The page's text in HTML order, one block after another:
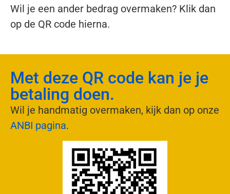
Wil je een ander bedrag overmaken? Klik dan
op de QR code hierna.
Met deze QR code kan je je
betaling doen.
Wil je handmatig overmaken, kijk dan op onze
ANBI pagina.